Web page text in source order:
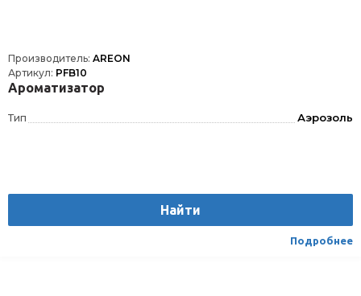
Производитель: AREON
Артикул: PFB10
Ароматизатор
Тип Аэрозоль
Найти
Подробнее